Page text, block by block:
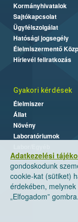
Adatkezelési
gondoskodunk
cookie-kat (sütiket)
érdekében,
„Elfogadom” gombra.
Kormányhivatalok
Sajtókapcsolat
Ügyfélszolgálat
Hatósági jogsegély
Élelmiszermentő
Hírlevél feliratkozás
Gyakori kérdések
Élelmiszer
Állat
Növény
Laboratóriumok